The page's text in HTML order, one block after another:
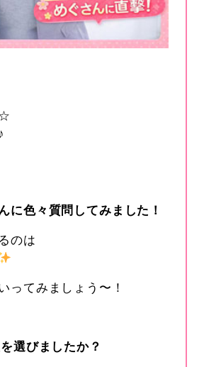
に色々質問してみました！
のは
ってみましょう〜！
選びましたか？